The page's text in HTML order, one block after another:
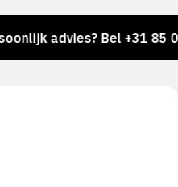
advies? Bel +31 85 024